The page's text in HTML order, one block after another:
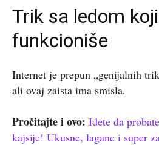
Trik sa ledom
funkcioniše
Internet je prepun „genijalnih
ali ovaj zaista ima smisla.
Pročitajte i ovo: Idete da
kajsije! Ukusne, lagane i super